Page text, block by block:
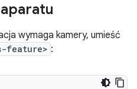
wymaga kamery, umieść
feature> :